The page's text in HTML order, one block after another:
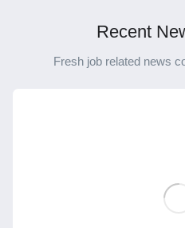
hạ tầng kỹ thuật không?
Recent
Fresh job related news